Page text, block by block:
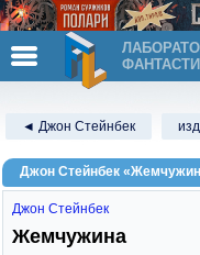
◄ Джон Стейнбек
Джон Стейнбек
Джон Стейнбек
Жемчужина